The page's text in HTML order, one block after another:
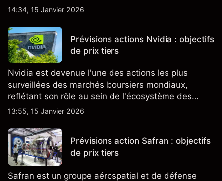
changeant, qui ensemble aident à comprendre
14:34, 15 Janvier 2026
Prévisions actions Nvidia : objectifs
de prix tiers
Nvidia est devenue l'une des actions les plus
surveillées des marchés boursiers mondiaux,
reflétant son rôle au sein de l'écosystème des
semi-conducteurs et de l'IA.
13:55, 15 Janvier 2026
Prévisions action Safran : objectifs
de prix tiers
Safran est un groupe aérospatial et de défense